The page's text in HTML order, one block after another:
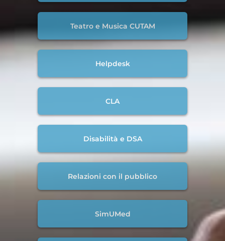
Teatro e Musica CUTAM
Helpdesk
CLA
Disabilità e DSA
Relazioni con il pubblico
SimUMed